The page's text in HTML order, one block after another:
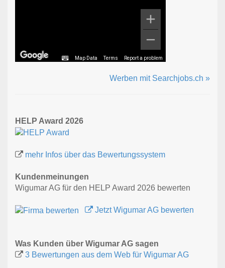
Map Data Terms Report a problem
Werben mit Searchjobs.ch »
HELP Award 2026
mehr Infos über das Bewertungssystem
Kundenmeinungen
Wigumar AG für den HELP Award 2026 bewerten
Jetzt Wigumar AG bewerten
Was Kunden über Wigumar AG sagen
3 Bewertungen aus dem Web für Wigumar AG